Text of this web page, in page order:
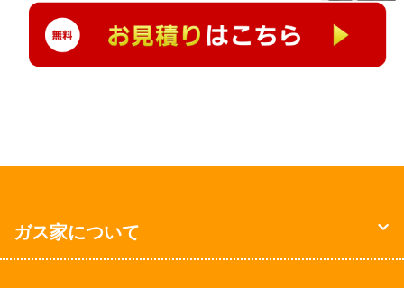
ガス家について